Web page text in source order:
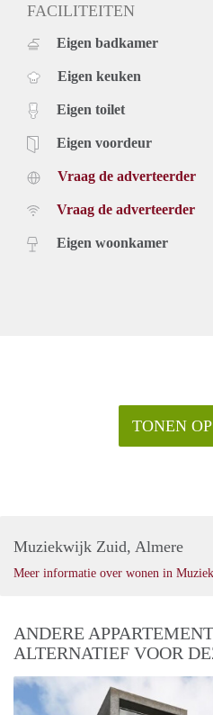
FACILITEITEN
Eigen badkamer
Eigen keuken
Eigen toilet
Eigen voordeur
Vraag de adverteerder
Vraag de adverteerder
Eigen woonkamer
TONEN
Muziekwijk Zuid, Almere
Meer informatie over wonen in
ANDERE
ALTERNATIEF VOOR